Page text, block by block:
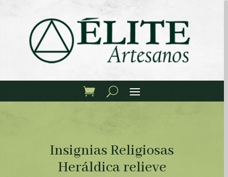
Insignias Religiosas
Heráldica relieve